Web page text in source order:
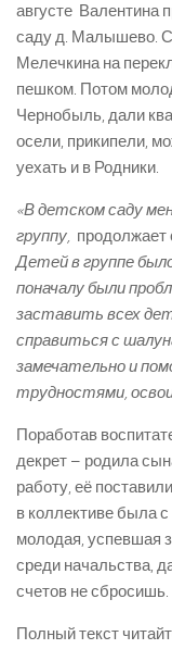
августе Валентина
саду д. Малышево.
Мелечкина на
пешком. Потом
Чернобыль, дали
осели, прикипели,
уехать и в Родники.
«В детском саду
группу,
Детей в группе
поначалу были
заставить всех
справиться с
замечательно и
трудностями,
Поработав
декрет – родила
работу, её
в коллективе была
молодая, успевшая
среди начальства,
счетов не сбросишь.
Полный текст